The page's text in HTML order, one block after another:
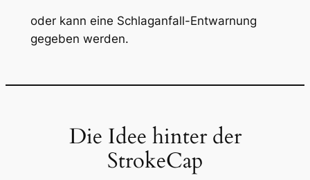
oder kann eine Schlaganfall-Entwarnung
gegeben werden.
Die Idee hinter der
StrokeCap